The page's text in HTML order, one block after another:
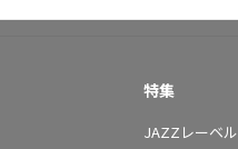
特集
JAZZレーベル